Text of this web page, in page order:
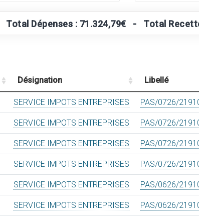
Total Dépenses : 71.324,79€ - Total
Désignation Libellé
SERVICE IMPOTS ENTREPRISES PAS/0726/
SERVICE IMPOTS ENTREPRISES PAS/0726/
SERVICE IMPOTS ENTREPRISES PAS/0726/
SERVICE IMPOTS ENTREPRISES PAS/0726/
SERVICE IMPOTS ENTREPRISES PAS/0626/
SERVICE IMPOTS ENTREPRISES PAS/0626/